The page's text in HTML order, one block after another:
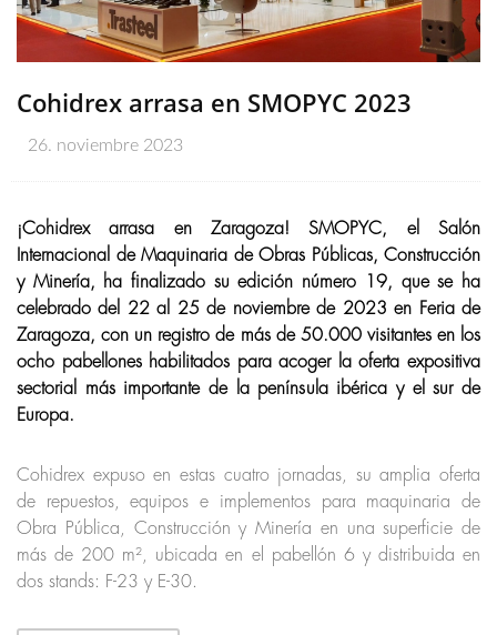
Cohidrex arrasa en SMOPYC 2023
26. noviembre 2023
¡Cohidrex arrasa en Zaragoza! SMOPYC, el Salón
Internacional de Maquinaria de Obras Públicas, Construcción
y Minería, ha finalizado su edición número 19, que se ha
celebrado del 22 al 25 de noviembre de 2023 en Feria de
Zaragoza, con un registro de más de 50.000 visitantes en los
ocho pabellones habilitados para acoger la oferta expositiva
sectorial más importante de la península ibérica y el sur de
Europa.
Cohidrex expuso en estas cuatro jornadas, su amplia oferta
de repuestos, equipos e implementos para maquinaria de
Obra Pública, Construcción y Minería en una superficie de
más de 200 m², ubicada en el pabellón 6 y distribuida en
dos stands: F-23 y E-30.